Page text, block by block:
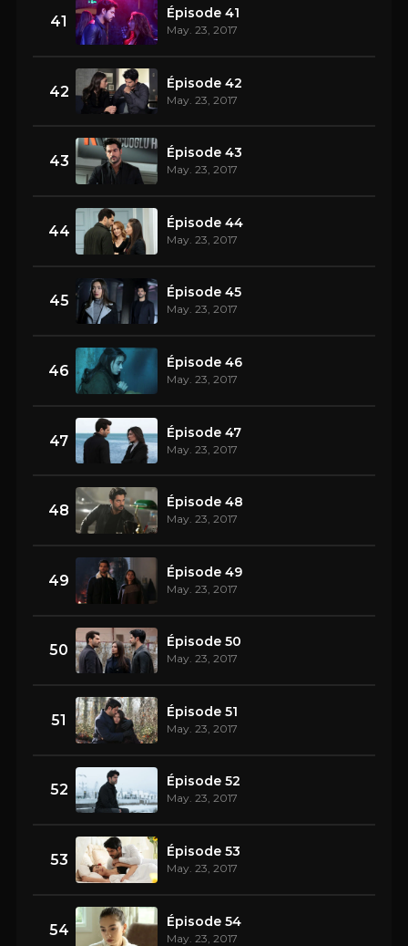
41 Épisode 41
May. 23, 2017
42 Épisode 42
May. 23, 2017
43 Épisode 43
May. 23, 2017
44 Épisode 44
May. 23, 2017
45 Épisode 45
May. 23, 2017
46 Épisode 46
May. 23, 2017
47 Épisode 47
May. 23, 2017
48 Épisode 48
May. 23, 2017
49 Épisode 49
May. 23, 2017
50 Épisode 50
May. 23, 2017
51 Épisode 51
May. 23, 2017
52 Épisode 52
May. 23, 2017
53 Épisode 53
May. 23, 2017
54 Épisode 54
May. 23, 2017